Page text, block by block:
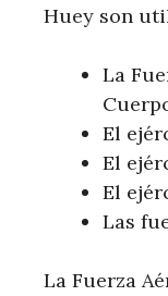
Huey son
La
El
El
El
Las
La Fuerza